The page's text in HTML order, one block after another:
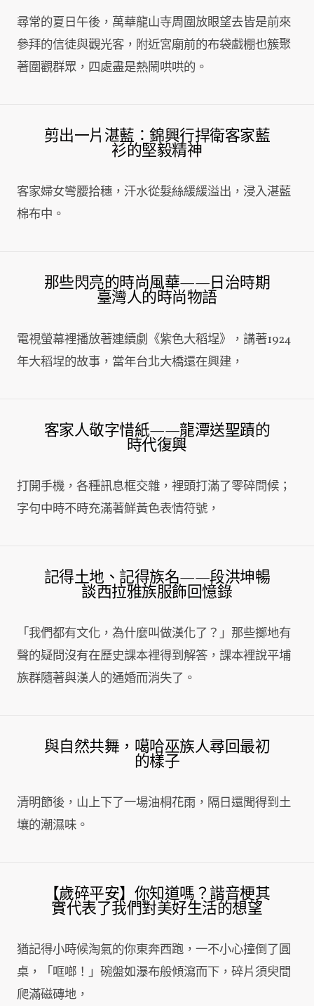
尋常的夏日午後，萬華龍山寺周圍放眼望去皆是前來
參拜的信徒與觀光客，附近宮廟前的布袋戲棚也簇聚
著圍觀群眾，四處盡是熱鬧哄哄的。
剪出一片湛藍：錦興行捍衛客家藍
衫的堅毅精神
客家婦女彎腰拾穗，汗水從髮絲緩緩溢出，浸入湛藍
棉布中。
那些閃亮的時尚風華——日治時期
臺灣人的時尚物語
電視螢幕裡播放著連續劇《紫色大稻埕》，講著1924
年大稻埕的故事，當年台北大橋還在興建，
客家人敬字惜紙——龍潭送聖蹟的
時代復興
打開手機，各種訊息框交雜，裡頭打滿了零碎問候；
字句中時不時充滿著鮮黃色表情符號，
記得土地、記得族名——段洪坤暢
談西拉雅族服飾回憶錄
「我們都有文化，為什麼叫做漢化了？」那些擲地有
聲的疑問沒有在歷史課本裡得到解答，課本裡說平埔
族群隨著與漢人的通婚而消失了。
與自然共舞，噶哈巫族人尋回最初
的樣子
清明節後，山上下了一場油桐花雨，隔日還聞得到土
壤的潮濕味。
【歲碎平安】你知道嗎？諧音梗其
實代表了我們對美好生活的想望
猶記得小時候淘氣的你東奔西跑，一不小心撞倒了圓
桌，「哐啷！」碗盤如瀑布般傾瀉而下，碎片須臾間
爬滿磁磚地，